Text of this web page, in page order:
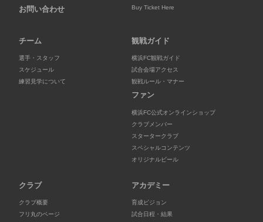
お問い合わせ
Buy Ticket Here
チーム
選手・スタッフ
スケジュール
練習見学について
観戦ガイド
横浜FC観戦ガイド
試合会場アクセス
観戦ルール・マナー
ファン
横浜FC公式オンラインショップ
クラブメンバー
スタータークラブ
スペシャルコンテンツ
オリジナルビール
クラブ
クラブ概要
フリ丸のページ
アカデミー
育成ビジョン
試合日程・結果